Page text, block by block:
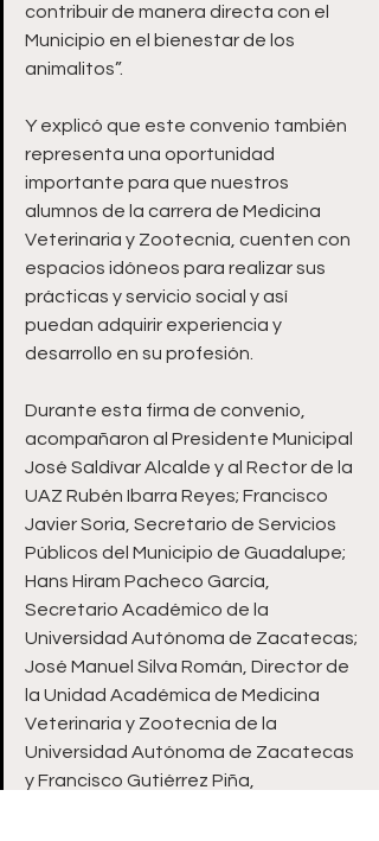
contribuir de manera directa con el
Municipio en el bienestar de los
animalitos”.
Y explicó que este convenio también
representa una oportunidad
importante para que nuestros
alumnos de la carrera de Medicina
Veterinaria y Zootecnia, cuenten con
espacios idóneos para realizar sus
prácticas y servicio social y así
puedan adquirir experiencia y
desarrollo en su profesión.
Durante esta firma de convenio,
acompañaron al Presidente Municipal
José Saldívar Alcalde y al Rector de la
UAZ Rubén Ibarra Reyes; Francisco
Javier Soria, Secretario de Servicios
Públicos del Municipio de Guadalupe;
Hans Hiram Pacheco García,
Secretario Académico de la
Universidad Autónoma de Zacatecas;
José Manuel Silva Román, Director de
la Unidad Académica de Medicina
Veterinaria y Zootecnia de la
Universidad Autónoma de Zacatecas
y Francisco Gutiérrez Piña,